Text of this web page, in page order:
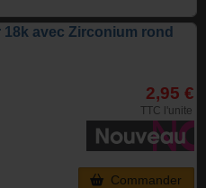
avec Zirconium rond
2,95 €
TTC l'unite
Commander